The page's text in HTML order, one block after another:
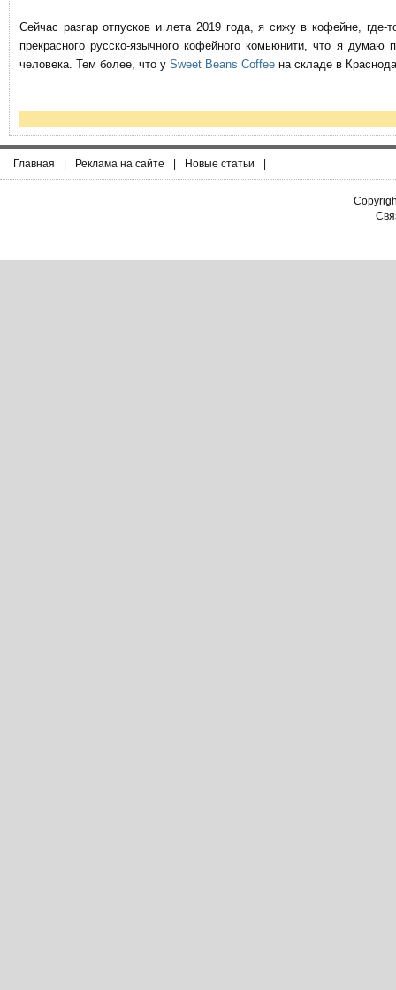
Сейчас разгар отпусков и лета 2019 года, я сижу в кофейне,
прекрасного русско-язычного кофейного комьюнити, что я
человека. Тем более, что у Sweet Beans Coffee на складе в
Главная | Реклама на сайте | Новые статьи |